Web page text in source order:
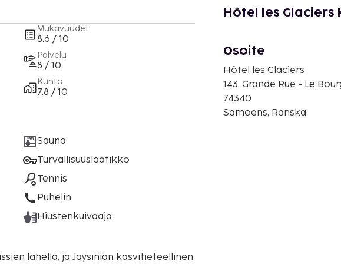
Mukavuudet
8.6 / 10
Palvelu
8 / 10
Kunto
7.8 / 10
Sauna
Turvallisuuslaatikko
Tennis
Puhelin
Hiustenkuivaaja
lähellä, ja Jaÿsinian kasvitieteellinen
Hôtel les
Osoite
Hôtel les Glaciers
143, Grande Rue - Le
74340
Samoens, Ranska